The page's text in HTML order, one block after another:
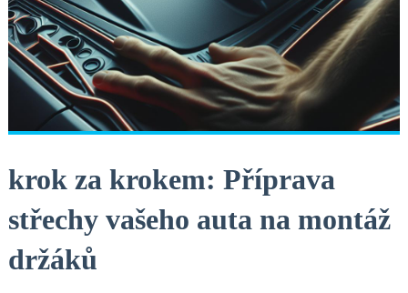
krok za krokem: Příprava
střechy vašeho ⁣auta na montáž
držáků